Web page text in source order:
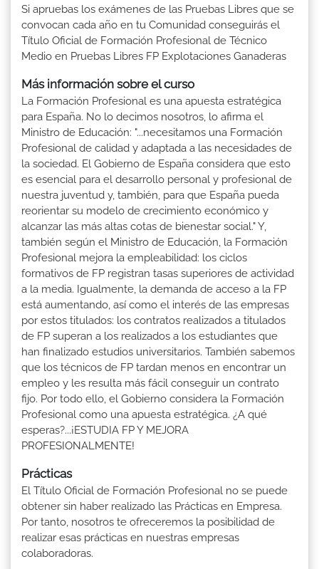
Si apruebas los exámenes de las Pruebas Libres que se
convocan cada año en tu Comunidad conseguirás el
Título Oficial de Formación Profesional de Técnico
Medio en Pruebas Libres FP Explotaciones Ganaderas
Más información sobre el curso
La Formación Profesional es una apuesta estratégica
para España. No lo decimos nosotros, lo afirma el
Ministro de Educación: "...necesitamos una Formación
Profesional de calidad y adaptada a las necesidades de
la sociedad. El Gobierno de España considera que esto
es esencial para el desarrollo personal y profesional de
nuestra juventud y, también, para que España pueda
reorientar su modelo de crecimiento económico y
alcanzar las más altas cotas de bienestar social." Y,
también según el Ministro de Educación, la Formación
Profesional mejora la empleabilidad: los ciclos
formativos de FP registran tasas superiores de actividad
a la media. Igualmente, la demanda de acceso a la FP
está aumentando, así como el interés de las empresas
por estos titulados: los contratos realizados a titulados
de FP superan a los realizados a los estudiantes que
han finalizado estudios universitarios. También sabemos
que los técnicos de FP tardan menos en encontrar un
empleo y les resulta más fácil conseguir un contrato
fijo. Por todo ello, el Gobierno considera la Formación
Profesional como una apuesta estratégica. ¿A qué
esperas?...¡ESTUDIA FP Y MEJORA
PROFESIONALMENTE!
Prácticas
El Título Oficial de Formación Profesional no se puede
obtener sin haber realizado las Prácticas en Empresa.
Por tanto, nosotros te ofreceremos la posibilidad de
realizar esas prácticas en nuestras empresas
colaboradoras.